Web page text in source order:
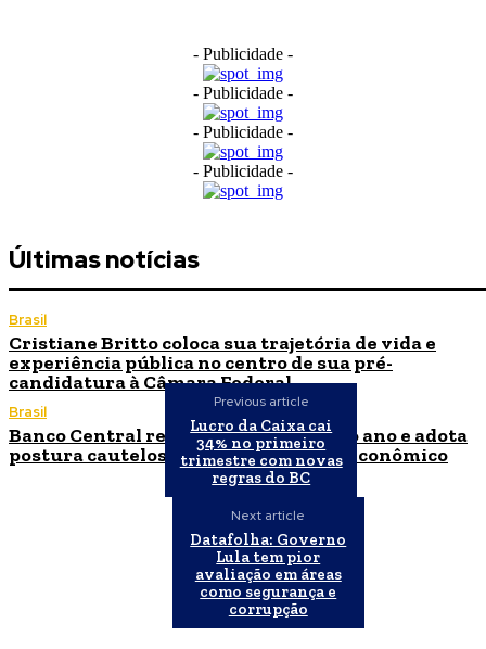
- Publicidade -
- Publicidade -
- Publicidade -
- Publicidade -
Últimas notícias
Brasil
Cristiane Britto coloca sua trajetória de vida e
experiência pública no centro de sua pré-
candidatura à Câmara Federal
Brasil
Banco Central reduz Selic para 14% ao ano e adota
postura cautelosa diante do cenário econômico
Previous article
Lucro da Caixa cai
34% no primeiro
trimestre com novas
regras do BC
Next article
Datafolha: Governo
Lula tem pior
avaliação em áreas
como segurança e
corrupção